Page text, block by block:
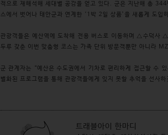
적으로 재해석해 세대별 공감을 얻고 있다. 군은 지난해 총
스에서 벗어나 태안군과 연계한 ‘1박 2일 상품’을 새롭게 도입
관광객들은 예산역에 도착해 전용 버스로 이동하며 △수덕사
두루 갖춘 이번 맞춤형 코스는 가족 단위 방문객뿐만 아니라
군 관계자는 “예산은 수도권에서 기차로 편리하게 접근할 수
별화된 프로그램을 통해 관광객들에게 잊지 못할 추억을 선사하
트래블아이 한마디